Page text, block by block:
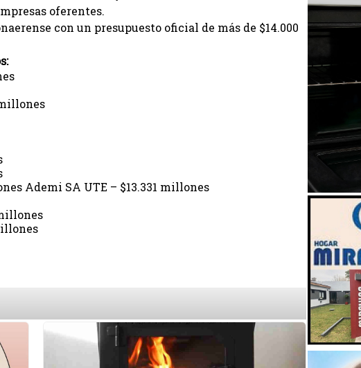
oferentes.
con un presupuesto oficial de más de $14.000
Ademi SA UTE – $13.331 millones